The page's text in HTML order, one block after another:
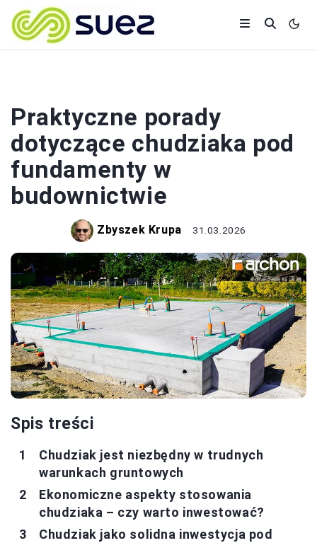
Praktyczne porady
dotyczące chudziaka pod
fundamenty w
budownictwie
Zbyszek Krupa 31.03.2026
Spis treści
Chudziak jest niezbędny w trudnych
warunkach gruntowych
Ekonomiczne aspekty stosowania
chudziaka – czy warto inwestować?
Chudziak jako solidna inwestycja pod